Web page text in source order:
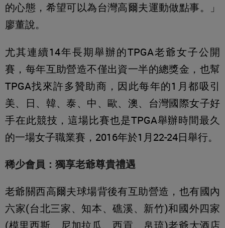
的心態，希望可以為台灣高爾夫運動做點事。」
廖董說。
尤其連續14年長期舉辦的TPGA老爺女子公開
賽，每年互助營造不僅出資一半的總獎金，也幫
TPGA找來許多贊助商，因此每年的1月都吸引
美、日、韓、泰、中、歐、澳、台灣國際女子好
手在此競技，這場比賽也是TPGA舉辦時間最久
的一場女子職業賽，2016年於1月22-24日舉行。
稀少會員：獨享老爺尊貴禮遇
老爺關西高爾夫球場背後有互助營造，也有國內
六家(台北三家、知本、礁溪、新竹)和國外四家